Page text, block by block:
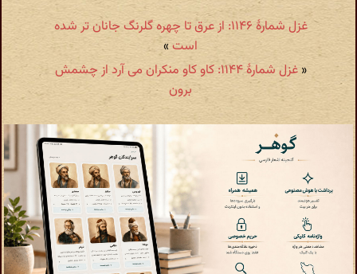
غزل شمارهٔ ۱۱۴۶: از عرق تا چهره گلرنگ جانان تر شده
است»
«
غزل شمارهٔ ۱۱۴۴: کاو کاو منکران می آرد از چشمش
برون